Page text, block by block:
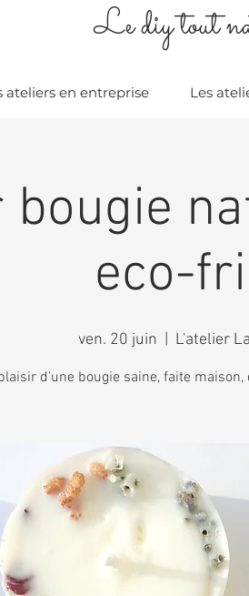
Le diy tout
ateliers en entreprise Les
bougie
eco-
ven. 20 juin L'atelier
d'une bougie saine, faite